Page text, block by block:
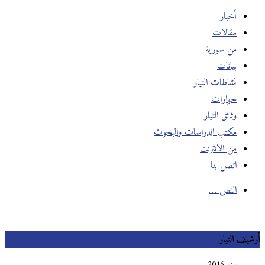
أخبار
مقالات
من سورية
بيانات
نشاطات التيار
حوارات
وثائق التيار
مكتب الدراسات والبحوث
من الانترنت
اتصل بنا
النص …
التيار